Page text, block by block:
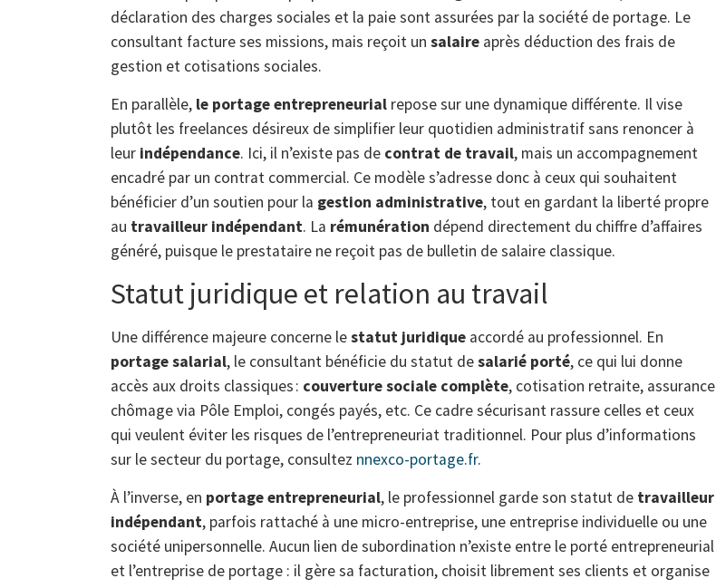
déclaration des charges sociales et la paie sont assurées par la société de portage. Le
consultant facture ses missions, mais reçoit un salaire après déduction des frais de
gestion et cotisations sociales.
En parallèle, le portage entrepreneurial repose sur une dynamique différente. Il vise
plutôt les freelances désireux de simplifier leur quotidien administratif sans renoncer à
leur indépendance. Ici, il n’existe pas de contrat de travail, mais un accompagnement
encadré par un contrat commercial. Ce modèle s’adresse donc à ceux qui souhaitent
bénéficier d’un soutien pour la gestion administrative, tout en gardant la liberté propre
au travailleur indépendant. La rémunération dépend directement du chiffre d’affaires
généré, puisque le prestataire ne reçoit pas de bulletin de salaire classique.
Statut juridique et relation au travail
Une différence majeure concerne lestatut juridique accordé au professionnel. En
portage salarial, le consultant bénéficie du statut desalarié porté, ce qui lui donne
accès aux droits classiques : couverture sociale complète, cotisation retraite, assurance
chômage via Pôle Emploi, congés payés, etc. Ce cadre sécurisant rassure celles et ceux
qui veulent éviter les risques de l’entrepreneuriat traditionnel. Pour plus d’informations
sur le secteur du portage, consultez nnexco-portage.fr.
À l’inverse, en portage entrepreneurial, le professionnel garde son statut de travailleur
indépendant, parfois rattaché à une micro-entreprise, une entreprise individuelle ou une
société unipersonnelle. Aucun lien de subordination n’existe entre le porté entrepreneurial
et l’entreprise de portage : il gère sa facturation, choisit librement ses clients et organise